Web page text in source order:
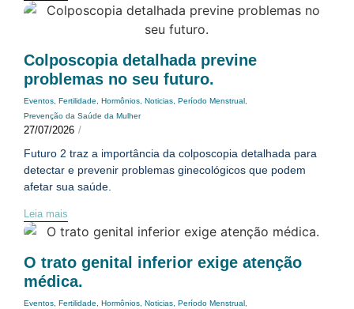
Colposcopia detalhada previne
problemas no seu futuro.
Eventos, Fertilidade, Hormônios, Noticias, Período Menstrual,
Prevenção da Saúde da Mulher
27/07/2026 /
Futuro 2 traz a importância da colposcopia detalhada para
detectar e prevenir problemas ginecológicos que podem
afetar sua saúde.
Leia mais
O trato genital inferior exige atenção
médica.
Eventos, Fertilidade, Hormônios, Noticias, Período Menstrual,